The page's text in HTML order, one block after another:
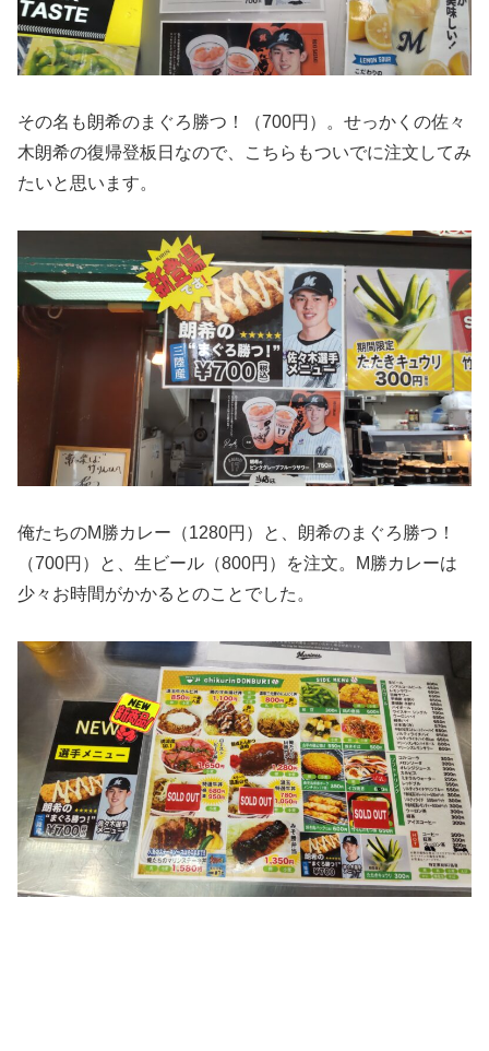
その名も朗希のまぐろ勝つ！（700円）。せっかくの佐々
木朗希の復帰登板日なので、こちらもついでに注文してみ
たいと思います。
俺たちのМ勝カレー（1280円）と、朗希のまぐろ勝つ！
（700円）と、生ビール（800円）を注文。М勝カレーは
少々お時間がかかるとのことでした。